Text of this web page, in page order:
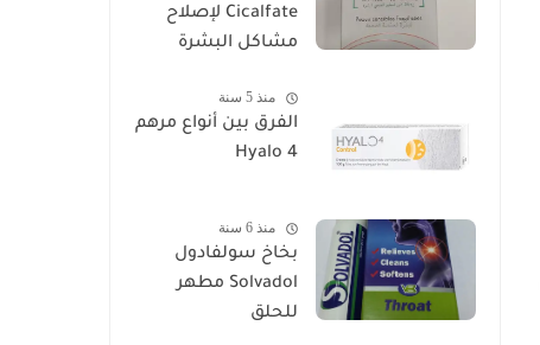
Cicalfate لإصلاح
مشاكل البشرة
منذ 5 سنة
الفرق بين أنواع مرهم
Hyalo 4
منذ 6 سنة
بخاخ سولفادول
Solvadol مطهر
للحلق